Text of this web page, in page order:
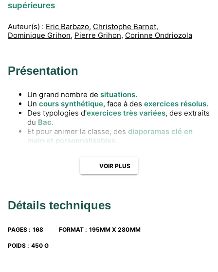
supérieures
Auteur(s) : Eric Barbazo, Christophe Barnet,
Dominique Grihon, Pierre Grihon, Corinne Ondriozola
Présentation
Un grand nombre de situations.
Un cours synthétique, face à des exercices résolus.
Des typologies d'exercices très variées, des extraits
du Bac.
Et pour animer la classe, des diaporamas clé en
main et personnalisables.
VOIR PLUS
Détails techniques
PAGES : 168 FORMAT : 195MM X 280MM
POIDS : 450 G